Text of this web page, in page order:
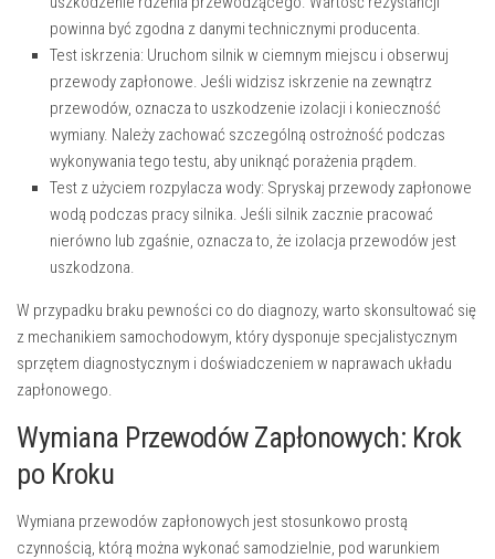
powinna być zgodna z danymi technicznymi producenta.
Test iskrzenia: Uruchom silnik w ciemnym miejscu i obserwuj
przewody zapłonowe. Jeśli widzisz iskrzenie na zewnątrz
przewodów, oznacza to uszkodzenie izolacji i konieczność
wymiany. Należy zachować szczególną ostrożność podczas
wykonywania tego testu, aby uniknąć porażenia prądem.
Test z użyciem rozpylacza wody: Spryskaj przewody zapłonowe
wodą podczas pracy silnika. Jeśli silnik zacznie pracować
nierówno lub zgaśnie, oznacza to, że izolacja przewodów jest
uszkodzona.
W przypadku braku pewności co do diagnozy, warto skonsultować się
z mechanikiem samochodowym, który dysponuje specjalistycznym
sprzętem diagnostycznym i doświadczeniem w naprawach układu
zapłonowego.
Wymiana Przewodów Zapłonowych: Krok
po Kroku
Wymiana przewodów zapłonowych jest stosunkowo prostą
czynnością, którą można wykonać samodzielnie, pod warunkiem